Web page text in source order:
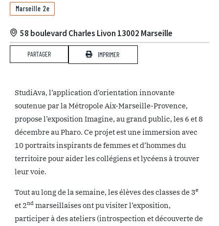
Marseille 2e
58 boulevard Charles Livon 13002 Marseille
PARTAGER IMPRIMER
StudiAva, l’application d’orientation innovante
soutenue par la Métropole Aix-Marseille-Provence,
propose l’exposition Imagine, au grand public, les 6 et 8
décembre au Pharo. Ce projet est une immersion avec
10 portraits inspirants de femmes et d’hommes du
territoire pour aider les collégiens et lycéens à trouver
leur voie.
Tout au long de la semaine, les élèves des classes de 3e
et 2nd marseillaises ont pu visiter l’exposition,
participer à des ateliers (introspection et découverte de